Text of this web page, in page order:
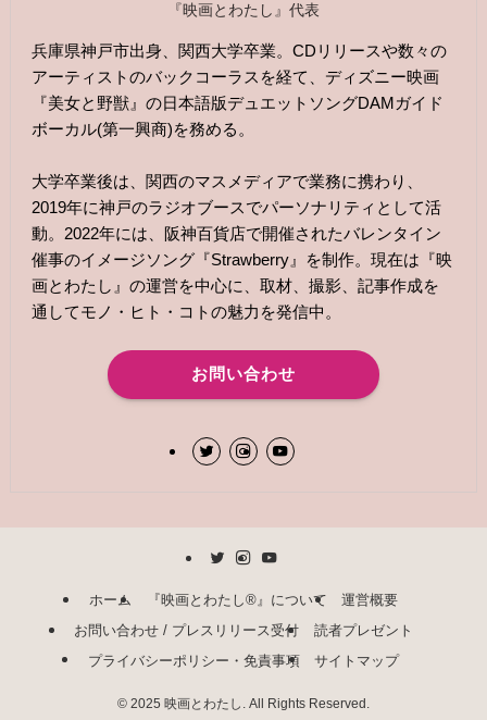
『映画とわたし』代表
兵庫県神戸市出身、関西大学卒業。CDリリースや数々の
アーティストのバックコーラスを経て、ディズニー映画
『美女と野獣』の日本語版デュエットソングDAMガイド
ボーカル(第一興商)を務める。
大学卒業後は、関西のマスメディアで業務に携わり、
2019年に神戸のラジオブースでパーソナリティとして活
動。2022年には、阪神百貨店で開催されたバレンタイン
催事のイメージソング『Strawberry』を制作。現在は『映
画とわたし』の運営を中心に、取材、撮影、記事作成を
通してモノ・ヒト・コトの魅力を発信中。
お問い合わせ
ホーム 『映画とわたし®︎』について
運営概要
お問い合わせ / プレスリリース受付
読者プレゼント
プライバシーポリシー・免責事項
サイトマップ
© 2025 映画とわたし. All Rights Reserved.